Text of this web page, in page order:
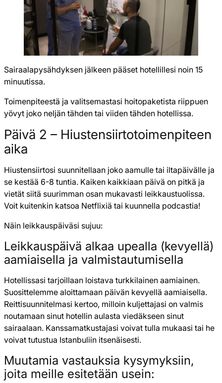
Sairaalapysähdyksen jälkeen pääset hotellillesi noin 15
minuutissa.
Toimenpiteestä ja valitsemastasi hoitopaketista riippuen
yövyt joko neljän tähden tai viiden tähden hotellissa.
Päivä 2 – Hiustensiirto­toimenpiteen
aika
Hiustensiirtosi suunnitellaan joko aamulle tai iltapäivälle ja
se kestää 6-8 tuntia. Kaiken kaikkiaan päivä on pitkä ja
vietät siitä suurimman osan mukavasti leikkaustuolissa.
Voit kuitenkin katsoa Netflixiä tai kuunnella podcastia!
Näin leikkauspäiväsi sujuu:
Leikkauspäivä alkaa upealla (kevyellä)
aamiaisella ja valmistautumisella
Hotellissasi tarjoillaan loistava turkkilainen aamiainen.
Suosittelemme aloittamaan päivän kevyellä aamiaisella.
Reittisuunnitelmasi kertoo, milloin kuljettajasi on valmis
noutamaan sinut hotellin aulasta viedäkseen sinut
sairaalaan. Kanssamatkustajasi voivat tulla mukaasi tai he
voivat tutustua Istanbuliin itsenäisesti.
Muutamia vastauksia kysymyksiin,
joita meille esitetään usein: